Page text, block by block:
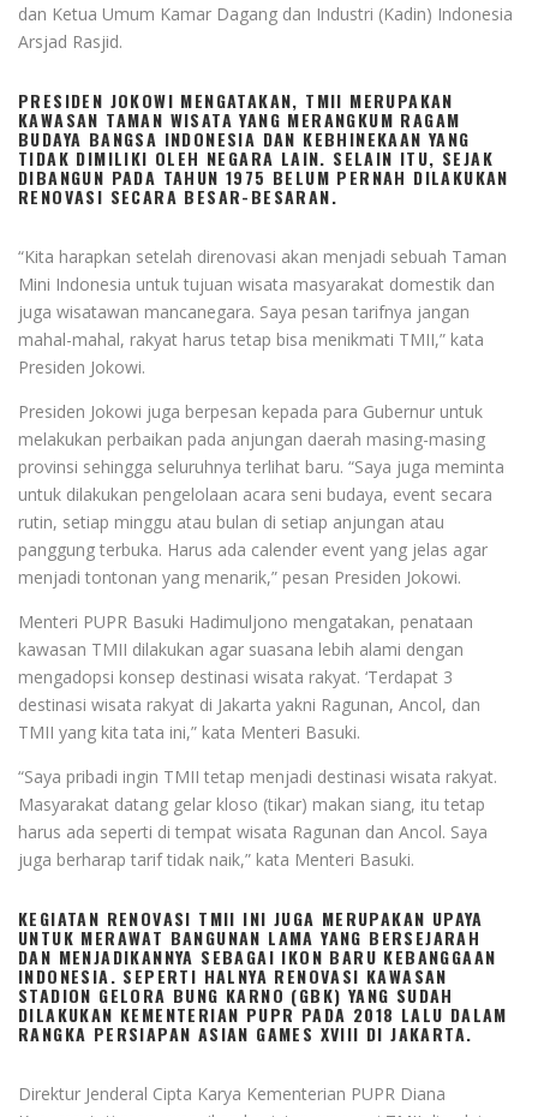
dan Ketua Umum Kamar Dagang dan Industri (Kadin) Indonesia
Arsjad Rasjid.
PRESIDEN JOKOWI MENGATAKAN, TMII MERUPAKAN
KAWASAN TAMAN WISATA YANG MERANGKUM RAGAM
BUDAYA BANGSA INDONESIA DAN KEBHINEKAAN YANG
TIDAK DIMILIKI OLEH NEGARA LAIN. SELAIN ITU, SEJAK
DIBANGUN PADA TAHUN 1975 BELUM PERNAH DILAKUKAN
RENOVASI SECARA BESAR-BESARAN.
“Kita harapkan setelah direnovasi akan menjadi sebuah Taman
Mini Indonesia untuk tujuan wisata masyarakat domestik dan
juga wisatawan mancanegara. Saya pesan tarifnya jangan
mahal-mahal, rakyat harus tetap bisa menikmati TMII,” kata
Presiden Jokowi.
Presiden Jokowi juga berpesan kepada para Gubernur untuk
melakukan perbaikan pada anjungan daerah masing-masing
provinsi sehingga seluruhnya terlihat baru. “Saya juga meminta
untuk dilakukan pengelolaan acara seni budaya, event secara
rutin, setiap minggu atau bulan di setiap anjungan atau
panggung terbuka. Harus ada calender event yang jelas agar
menjadi tontonan yang menarik,” pesan Presiden Jokowi.
Menteri PUPR Basuki Hadimuljono mengatakan, penataan
kawasan TMII dilakukan agar suasana lebih alami dengan
mengadopsi konsep destinasi wisata rakyat. ‘Terdapat 3
destinasi wisata rakyat di Jakarta yakni Ragunan, Ancol, dan
TMII yang kita tata ini,” kata Menteri Basuki.
“Saya pribadi ingin TMII tetap menjadi destinasi wisata rakyat.
Masyarakat datang gelar kloso (tikar) makan siang, itu tetap
harus ada seperti di tempat wisata Ragunan dan Ancol. Saya
juga berharap tarif tidak naik,” kata Menteri Basuki.
KEGIATAN RENOVASI TMII INI JUGA MERUPAKAN UPAYA
UNTUK MERAWAT BANGUNAN LAMA YANG BERSEJARAH
DAN MENJADIKANNYA SEBAGAI IKON BARU KEBANGGAAN
INDONESIA. SEPERTI HALNYA RENOVASI KAWASAN
STADION GELORA BUNG KARNO (GBK) YANG SUDAH
DILAKUKAN KEMENTERIAN PUPR PADA 2018 LALU DALAM
RANGKA PERSIAPAN ASIAN GAMES XVIII DI JAKARTA.
Direktur Jenderal Cipta Karya Kementerian PUPR Diana